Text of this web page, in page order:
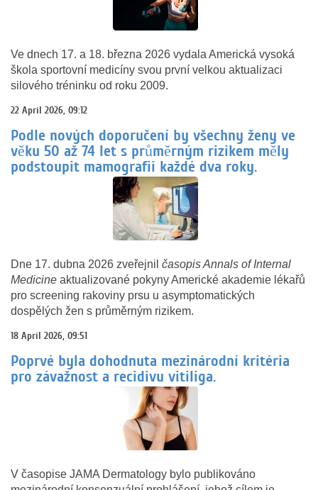
Ve dnech 17. a 18. března 2026 vydala Americká vysoká
škola sportovní medicíny svou první velkou aktualizaci
silového tréninku od roku 2009.
22 April 2026, 09:12
Podle nových doporučení by všechny ženy ve
věku 50 až 74 let s průměrným rizikem měly
podstoupit mamografii každé dva roky.
Dne 17. dubna 2026 zveřejnil časopis Annals of Internal
Medicine aktualizované pokyny Americké akademie lékařů
pro screening rakoviny prsu u asymptomatických
dospělých žen s průměrným rizikem.
18 April 2026, 09:51
Poprvé byla dohodnuta mezinárodní kritéria
pro závažnost a recidivu vitiliga.
V časopise JAMA Dermatology bylo publikováno